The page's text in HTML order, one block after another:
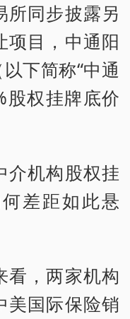
同步披露另
项目，中通阳
下简称“中通
股权挂牌底价
机构股权挂
差距如此悬
，两家机构
美国际保险销